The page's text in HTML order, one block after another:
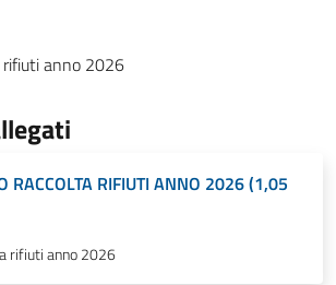
rifiuti anno 2026
RACCOLTA RIFIUTI ANNO 2026 (1,05
rifiuti anno 2026